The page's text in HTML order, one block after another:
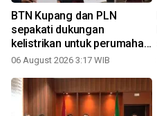
BTN Kupang dan PLN
sepakati dukungan
kelistrikan untuk perumahan
di NTT
06 August 2026 3:17 WIB